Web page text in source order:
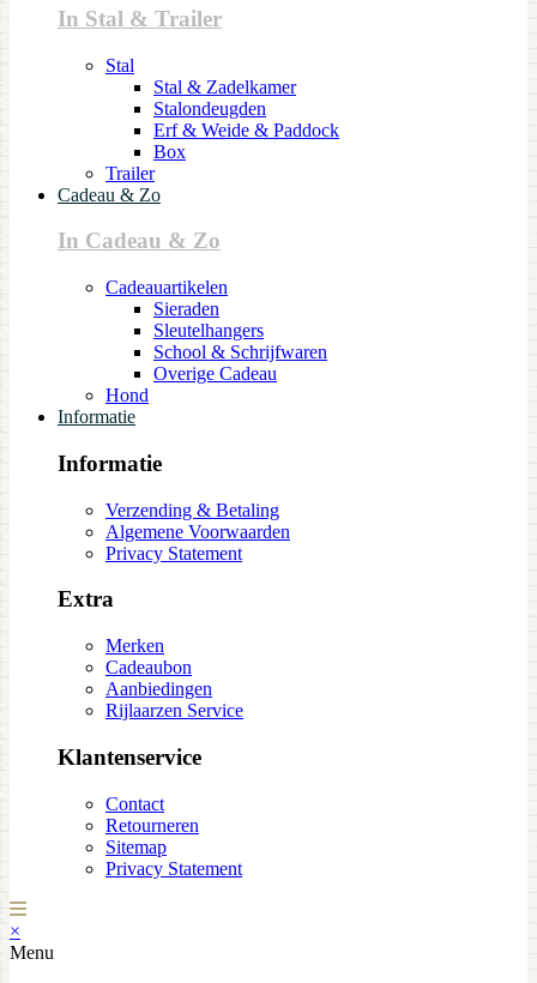
In Stal & Trailer
Stal
Stal & Zadelkamer
Stalondeugden
Erf & Weide & Paddock
Box
Trailer
Cadeau & Zo
In Cadeau & Zo
Cadeauartikelen
Sieraden
Sleutelhangers
School & Schrijfwaren
Overige Cadeau
Hond
Informatie
Informatie
Verzending & Betaling
Algemene Voorwaarden
Privacy Statement
Extra
Merken
Cadeaubon
Aanbiedingen
Rijlaarzen Service
Klantenservice
Contact
Retourneren
Sitemap
Privacy Statement
×
Menu